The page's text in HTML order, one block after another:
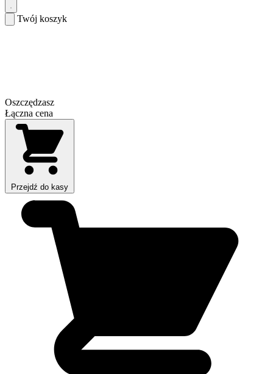
Twój koszyk
Oszczędzasz
Łączna cena
Przejdź do kasy